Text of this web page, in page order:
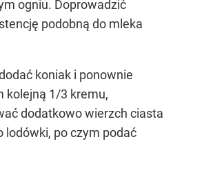
ogniu. Doprowadzić
podobną do mleka
koniak i ponownie
kolejną 1/3 kremu,
dodatkowo wierzch ciasta
lodówki, po czym podać